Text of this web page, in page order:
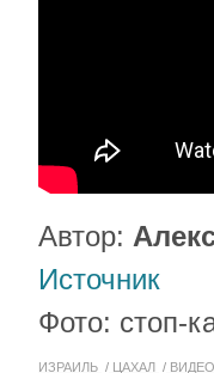
Автор:
Источник
Фото: стоп-
ИЗРАИЛЬ ЦАХАЛ ВИДЕО